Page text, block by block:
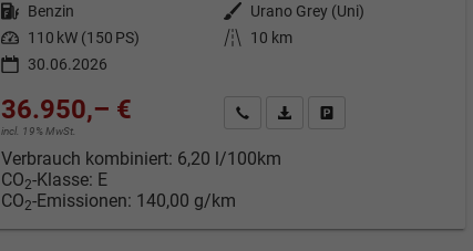
Kraftstoff Benzin Außenfarbe Urano Grey (Uni)
Leistung 110 kW (150 PS) Kilometerstand
10 km
30.06.2026
36.950,– €
incl. 19% MwSt.
Kontakt & Angebot anfordern
PDF-Datei, Fahrzeugexposé
Fahrzeug merken/
Verbrauch kombiniert: 6,20 l/100km
CO2-Klasse: E
CO2-Emissionen: 140,00 g/km